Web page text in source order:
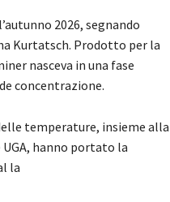
2026, segnando
Kurtatsch. Prodotto per la
nasceva in una fase
concentrazione.
temperature, insieme alla
hanno portato la
la